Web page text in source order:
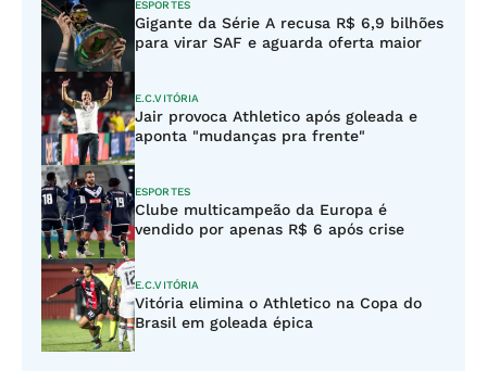
ESPORTES
Gigante da Série A recusa R$ 6,9 bilhões
para virar SAF e aguarda oferta maior
E.C.VITÓRIA
Jair provoca Athletico após goleada e
aponta "mudanças pra frente"
ESPORTES
Clube multicampeão da Europa é
vendido por apenas R$ 6 após crise
E.C.VITÓRIA
Vitória elimina o Athletico na Copa do
Brasil em goleada épica